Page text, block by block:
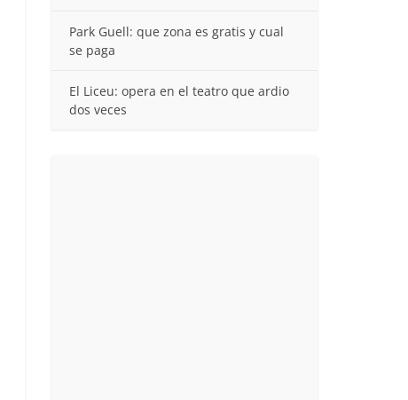
Park Guell: que zona es gratis y cual
se paga
El Liceu: opera en el teatro que ardio
dos veces